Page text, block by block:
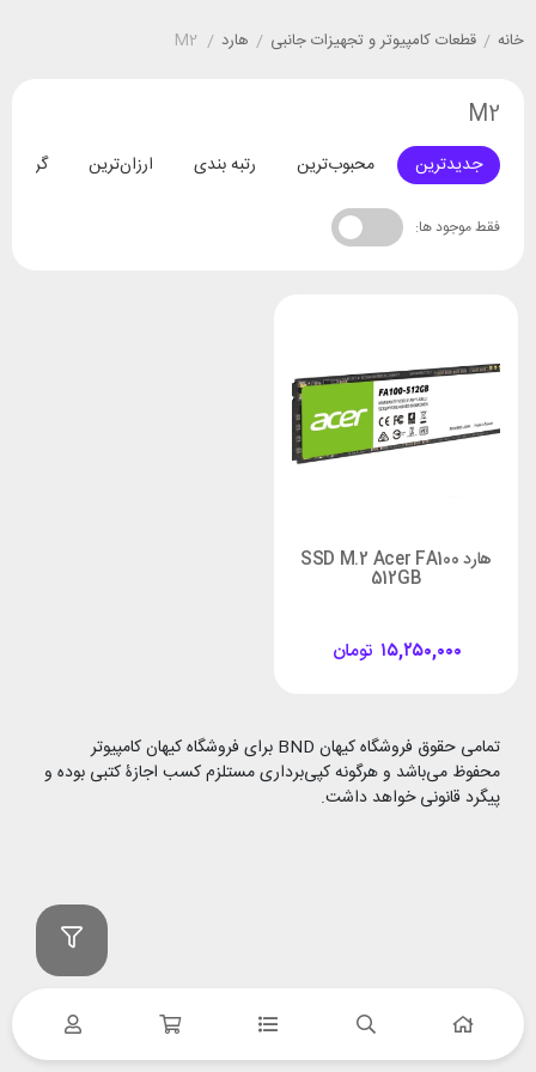
خانه / قطعات کامپیوتر و تجهیزات جانبی / هارد /
M2
M2
جدیدترین محبوب‌ترین رتبه بندی ارزان‌ترین
فقط موجود ها:
هارد SSD M.2 Acer FA100
512GB
تومان ۱۵,۲۵۰,۰۰۰
تمامی حقوق فروشگاه کیهان BND برای فروشگاه کیهان کامپیوتر
محفوظ می‌باشد و هرگونه کپی‌برداری مستلزم کسب اجازۀ کتبی بوده و
پیگرد قانونی خواهد داشت.